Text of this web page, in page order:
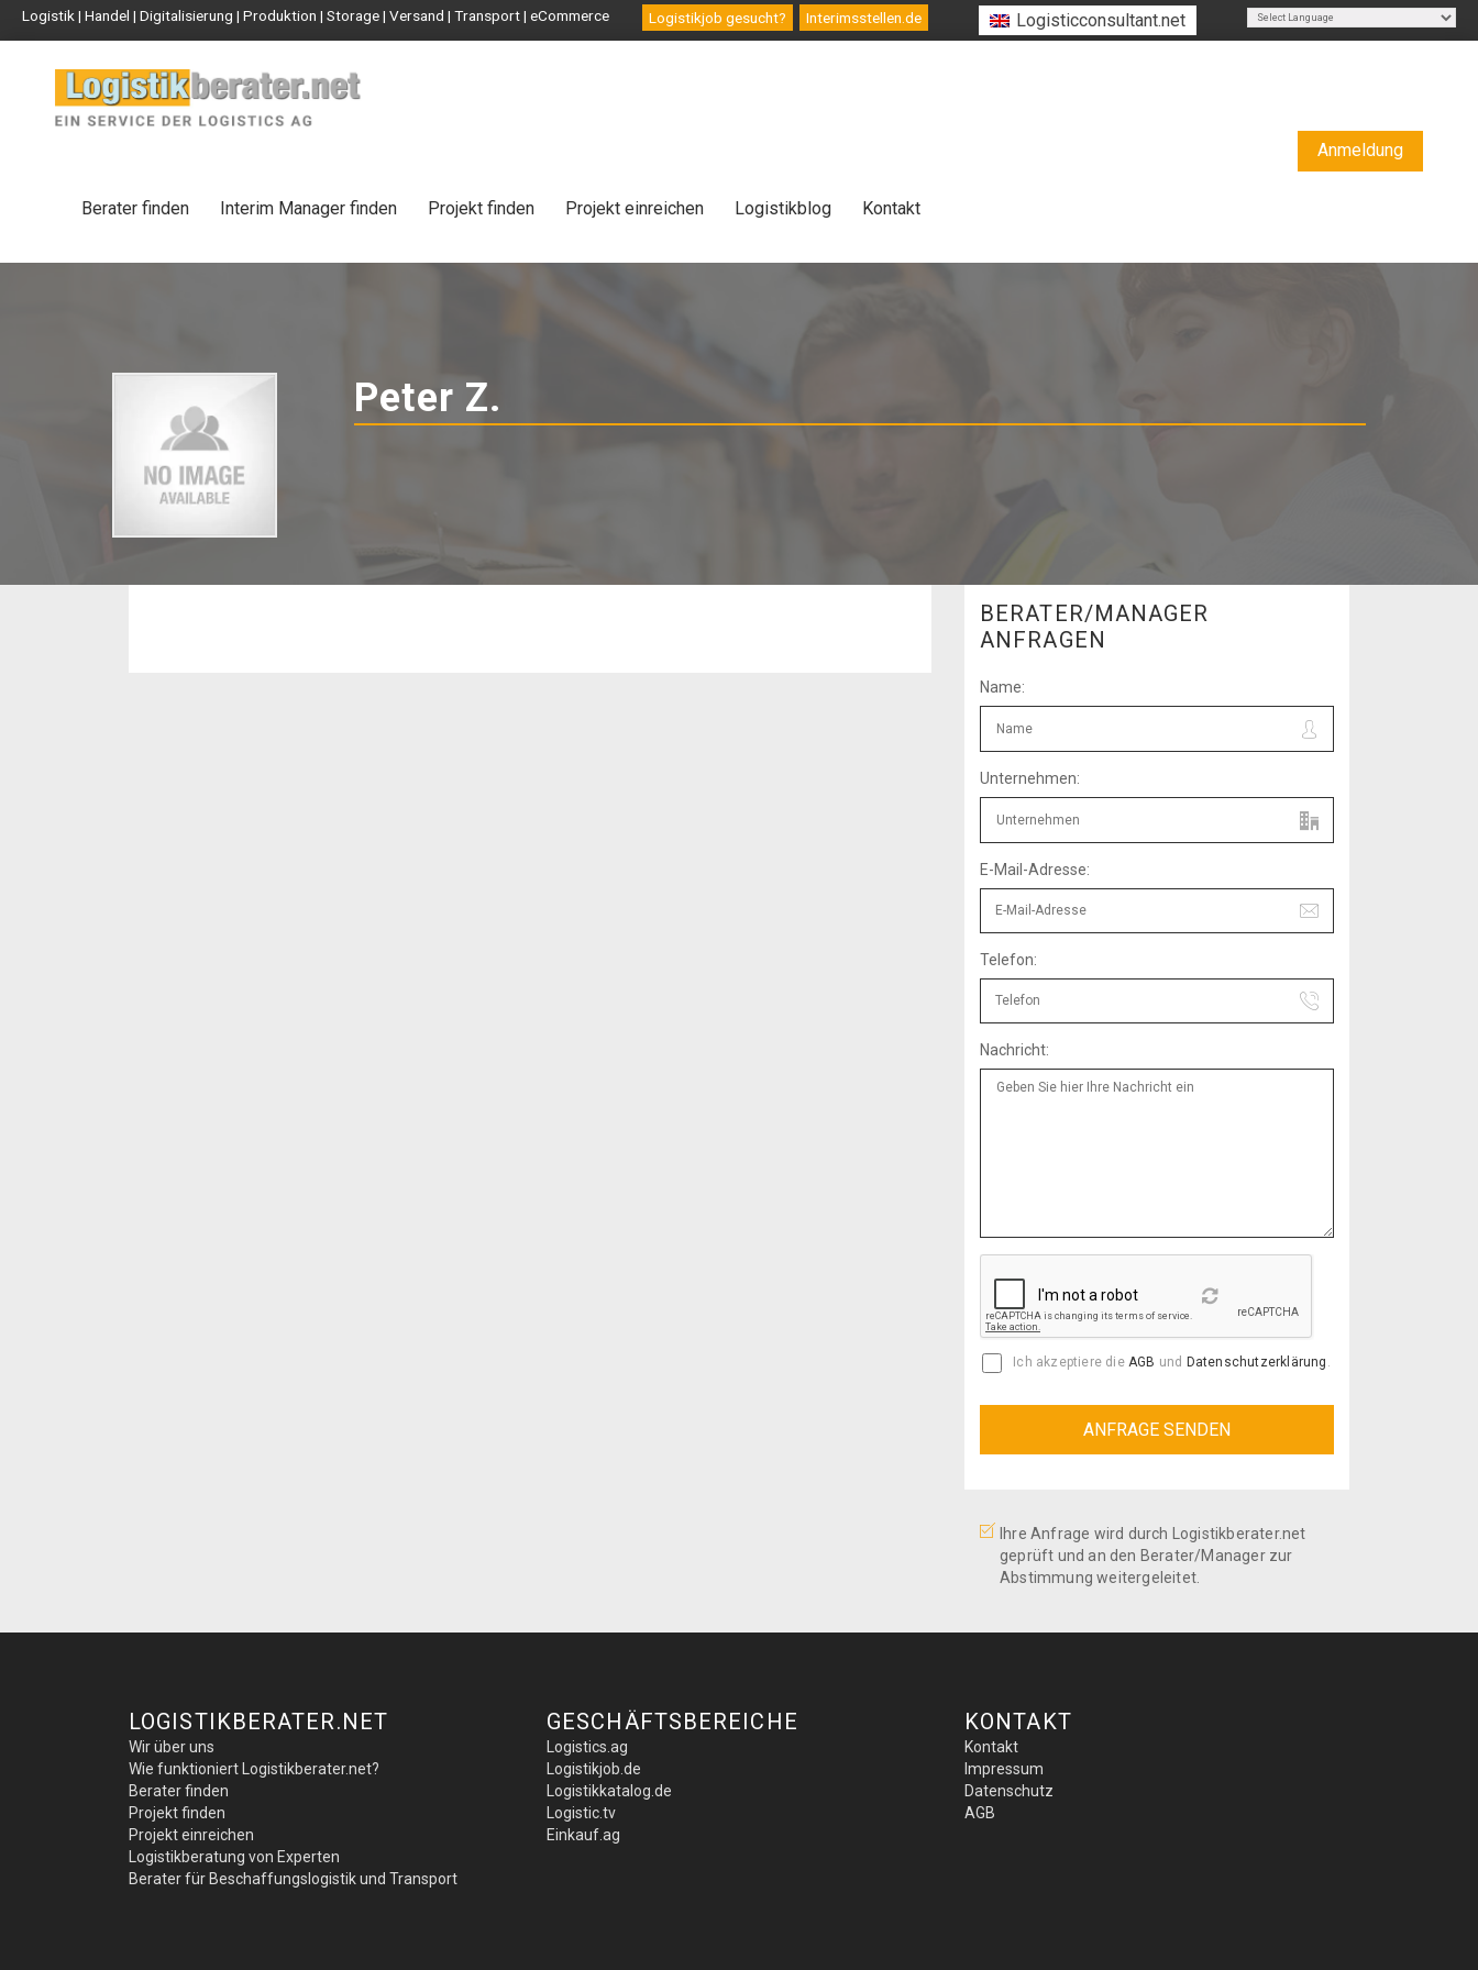
Logistik | Handel | Digitalisierung | Produktion | Storage | Versand | Transport | eCommerce Logistikjob gesucht? Interimsstellen.de
Logisticconsultant.net
Powered by
Translate
Berater finden Interim Manager finden Projekt finden Projekt einreichen Logistikblog Kontakt
Anmeldung
Peter Z.
BERATER/MANAGER
ANFRAGEN
Name:
Unternehmen:
E-Mail-Adresse:
Telefon:
Nachricht:
Reload
Ich akzeptiere die AGB und Datenschutzerklärung
Ihre Anfrage wird durch Logistikberater.net
geprüft und an den Berater/Manager zur
Abstimmung weitergeleitet.
LOGISTIKBERATER.NET
Wir über uns
Wie funktioniert Logistikberater.net?
Berater finden
Projekt finden
Projekt einreichen
Logistikberatung von Experten
Berater für Beschaffungslogistik und Transport
GESCHÄFTSBEREICHE
Logistics.ag
Logistikjob.de
Logistikkatalog.de
Logistic.tv
Einkauf.ag
KONTAKT
Kontakt
Impressum
Datenschutz
AGB